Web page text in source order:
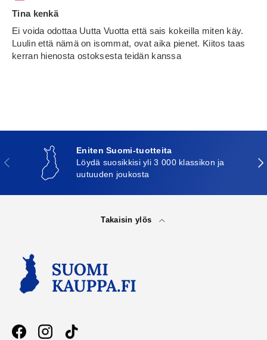
Tina kenkä
Ei voida odottaa Uutta Vuotta että sais kokeilla miten käy.
Luulin että nämä on isommat, ovat aika pienet. Kiitos taas
kerran hienosta ostoksesta teidän kanssa
Edellinen
Eniten Suomi-tuotteita
Löydä suosikkisi yli 3 000 klassikon ja
uutuuden joukosta
Takaisin ylös
FacebookInstagramTikTok